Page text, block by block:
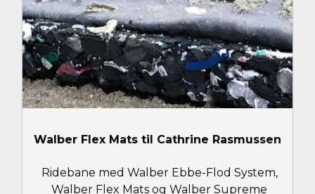
Walber Flex Mats til Cathrine Rasmussen
Ridebane med Walber Ebbe-Flod System,
Walber Flex Mats og Walber Supreme